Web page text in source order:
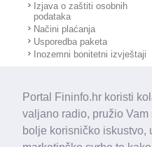
Portal Fininfo.hr koristi
valjano radio, pružio Vam
bolje korisničko iskustvo,
Izjava o zaštiti osobnih
podataka
Načini plaćanja
Usporedba paketa
Inozemni bonitetni izvještaji